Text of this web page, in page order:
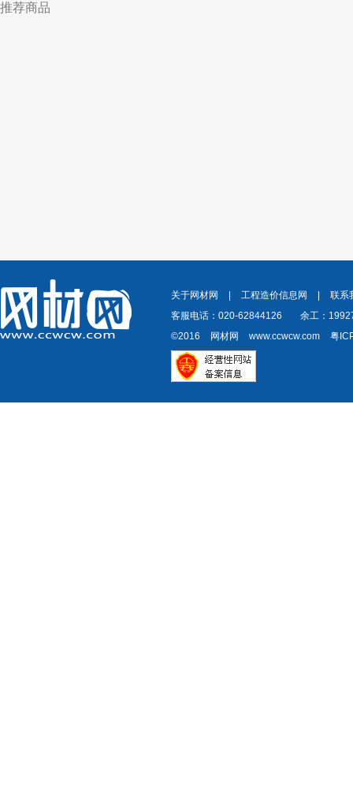
推荐商品
关于网材网 工程造价信息网
联系
客服电话：020-62844126
余工：
©2016
网材网 www.ccwcw.com 粤